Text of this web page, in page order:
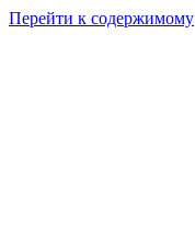
Перейти к содержимому